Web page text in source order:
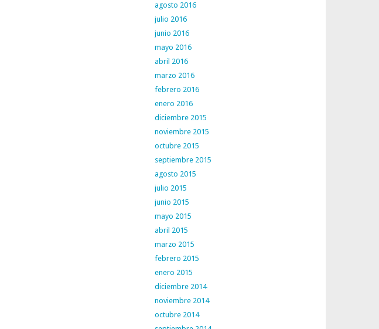
agosto 2016
julio 2016
junio 2016
mayo 2016
abril 2016
marzo 2016
febrero 2016
enero 2016
diciembre 2015
noviembre 2015
octubre 2015
septiembre 2015
agosto 2015
julio 2015
junio 2015
mayo 2015
abril 2015
marzo 2015
febrero 2015
enero 2015
diciembre 2014
noviembre 2014
octubre 2014